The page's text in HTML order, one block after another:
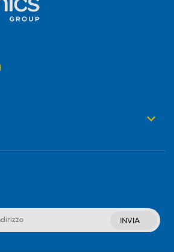
INVIA